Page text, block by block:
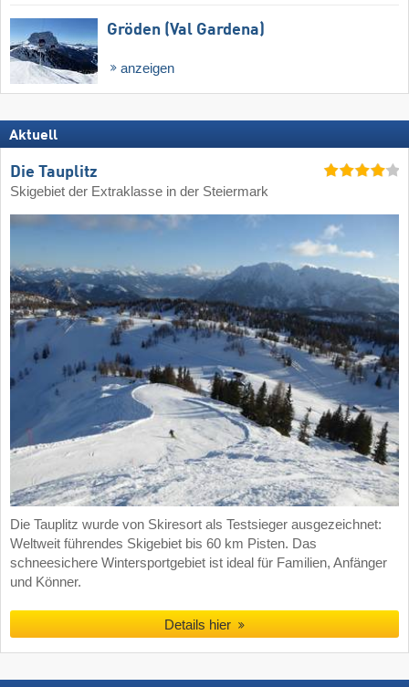
Gröden (Val Gardena)
anzeigen
Aktuell
Die Tauplitz
Skigebiet der Extraklasse in der Steiermark
Die Tauplitz wurde von Skiresort als Testsieger ausgezeichnet:
Weltweit führendes Skigebiet bis 60 km Pisten. Das
schneesichere Wintersportgebiet ist ideal für Familien, Anfänger
und Könner.
Details hier